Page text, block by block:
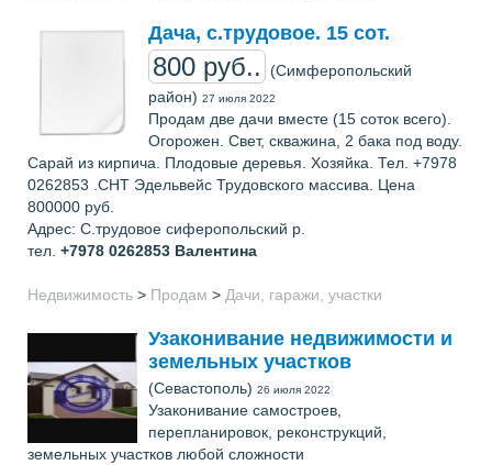
Дача, с.трудовое. 15 сот.
800 руб..
(Симферопольский
район) 27 июля 2022
Продам две дачи вместе (15 соток всего).
Огорожен. Свет, скважина, 2 бака под воду.
Сарай из кирпича. Плодовые деревья. Хозяйка. Тел. +7978
0262853 .СНТ Эдельвейс Трудовского массива. Цена
800000 руб.
Адрес: С.трудовое сиферопольский р.
тел. +7978 0262853 Валентина
Недвижимость > Продам > Дачи, гаражи, участки
Узаконивание недвижимости и
земельных участков
(Севастополь) 26 июля 2022
Узаконивание самостроев,
перепланировок, реконструкций,
земельных участков любой сложности